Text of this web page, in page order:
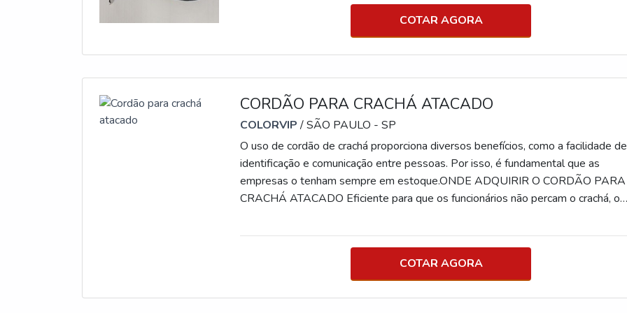
COTAR AGORA
CORDÃO PARA CRACHÁ ATACADO
COLORVIP/ SÃO PAULO - SP
O uso de cordão de crachá proporciona diversos benefícios, como a facilidade de
identificação e comunicação entre pessoas. Por isso, é fundamental que as
empresas o tenham sempre em estoque.ONDE ADQUIRIR O CORDÃO PARA
CRACHÁ ATACADO Eficiente para que os funcionários não percam o crachá, o
companhia solicitante, como endereço, site, slogan e telefone. Requisitado em
atacado, o cordão pode ser liso ou texturizado. Est
COTAR AGORA